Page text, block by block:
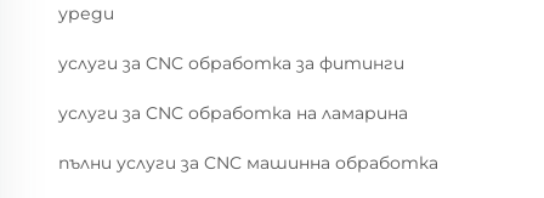
уреди
услуги за CNC обработка за фитинги
услуги за CNC обработка на ламарина
пълни услуги за CNC машинна обработка